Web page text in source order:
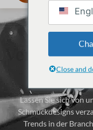
Lassen Sie sich von
Schmuckdesigns
Trends in der
Close and